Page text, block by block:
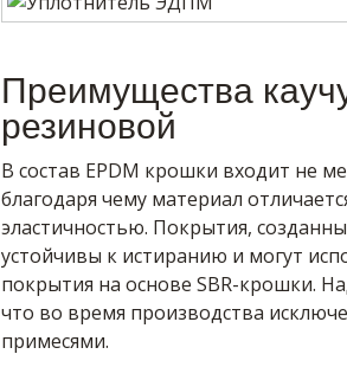
Преимущества
резиновой
В состав EPDM крошки входит не
благодаря чему материал
эластичностью. Покрытия,
устойчивы к истиранию и могут
покрытия на основе SBR-крошки.
что во время производства
примесями.